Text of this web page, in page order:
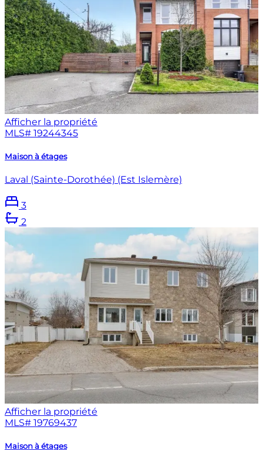
Afficher la propriété
MLS# 19244345
Maison à étages
Laval (Sainte-Dorothée) (Est Islemère)
3
2
Afficher la propriété
MLS# 19769437
Maison à étages